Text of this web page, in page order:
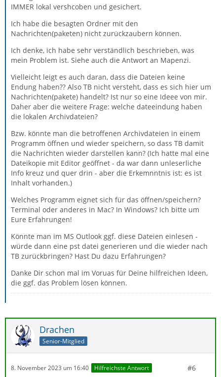
IMMER lokal vershcoben und gesichert.
Ich habe die besagten Ordner mit den
Nachrichten(paketen) nicht zurückzaubern können.
Ich denke, ich habe sehr verständlich beschrieben, was
mein Problem ist. Siehe auch die Antwort an Mapenzi.
Vielleicht leigt es auch daran, dass die Dateien keine
Endung haben?? Also TB nicht versteht, dass es sich hier um
Nachrichten(pakete) handelt? Ist nur so eine Ideee von mir.
Daher aber die weitere Frage: welche dateeindung haben
die lokalen Archivdateien?
Bzw. könnte man die betroffenen Archivdateien in einem
Programm öffnen und wieder speichern, so dass TB damit
die Nachrichten wieder darstellen kann? (Ich hatte mal eine
Dateikopie mit Editor geöffnet - da war dann unleserliche
Info kreuz und quer drin - aber die Erkemnntnis ist: es ist
Inhalt vorhanden.)
Welches Programm eignet sich für das öffnen/speichern?
Terminal oder anderes in Mac? In Windows? Ich bitte um
Eure Erfahrungen!
Könnte man im MS Outlook ggf. diese Dateien einlesen -
würde dann eine pst datei generieren und die wieder nach
TB zurückbringen? Hast Du dazu Erfahrungen?
Danke Dir schon mal im Voruas für Deine hilfreichen Ideen,
die ggf. das Problem lösen können.
Drachen
Senior-Mitglied
8. November 2023 um 16:40 Hilfreichste Antwort #6